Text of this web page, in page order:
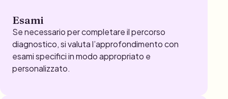
Esami
Se necessario per completare il percorso
diagnostico, si valuta l’approfondimento con
esami specifici in modo appropriato e
personalizzato.